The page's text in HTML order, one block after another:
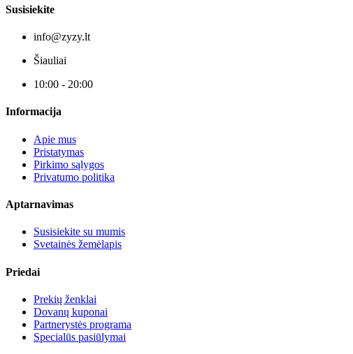
Susisiekite
info@zyzy.lt
Šiauliai
10:00 - 20:00
Informacija
Apie mus
Pristatymas
Pirkimo sąlygos
Privatumo politika
Aptarnavimas
Susisiekite su mumis
Svetainės žemėlapis
Priedai
Prekių ženklai
Dovanų kuponai
Partnerystės programa
Specialūs pasiūlymai